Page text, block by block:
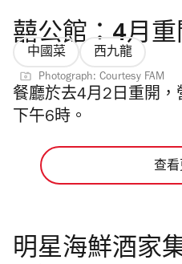
囍公館：4月重
中國菜 西九龍
Photograph: Courtesy FAM
餐廳於去4月2日重開
下午6時。
查看
明星海鮮酒家